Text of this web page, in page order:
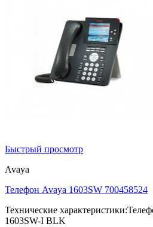
Быстрый просмотр
Avaya
Телефон Avaya 1603SW 700458524
Технические
1603SW-I BLK